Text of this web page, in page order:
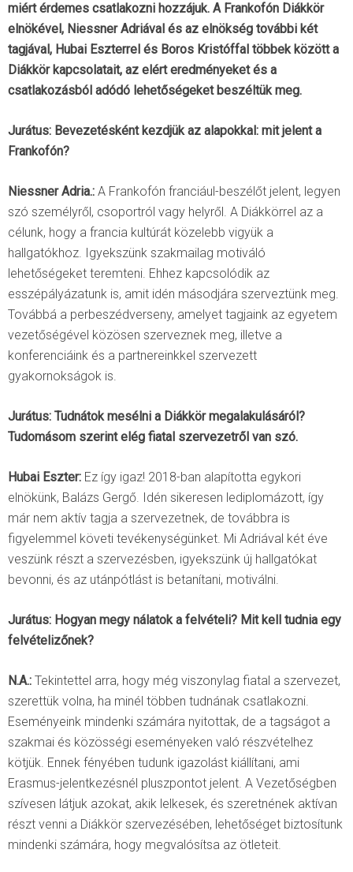
miért érdemes csatlakozni hozzájuk. A Frankofón Diákkör
elnökével, Niessner Adriával és az elnökség további két
tagjával, Hubai Eszterrel és Boros Kristóffal többek között a
Diákkör kapcsolatait, az elért eredményeket és a
csatlakozásból adódó lehetőségeket beszéltük meg.
Jurátus: Bevezetésként kezdjük az alapokkal: mit jelent a
Frankofón?
Niessner Adria.: A Frankofón franciául-beszélőt jelent, legyen
szó személyről, csoportról vagy helyről. A Diákkörrel az a
célunk, hogy a francia kultúrát közelebb vigyük a
hallgatókhoz. Igyekszünk szakmailag motiváló
lehetőségeket teremteni. Ehhez kapcsolódik az
esszépályázatunk is, amit idén másodjára szerveztünk meg.
Továbbá a perbeszédverseny, amelyet tagjaink az egyetem
vezetőségével közösen szerveznek meg, illetve a
konferenciáink és a partnereinkkel szervezett
gyakornokságok is.
Jurátus: Tudnátok mesélni a Diákkör megalakulásáról?
Tudomásom szerint elég fiatal szervezetről van szó.
Hubai Eszter: Ez így igaz! 2018-ban alapította egykori
elnökünk, Balázs Gergő. Idén sikeresen lediplomázott, így
már nem aktív tagja a szervezetnek, de továbbra is
figyelemmel követi tevékenységünket. Mi Adriával két éve
veszünk részt a szervezésben, igyekszünk új hallgatókat
bevonni, és az utánpótlást is betanítani, motiválni.
Jurátus: Hogyan megy nálatok a felvételi? Mit kell tudnia egy
felvételizőnek?
N.A.: Tekintettel arra, hogy még viszonylag fiatal a szervezet,
szerettük volna, ha minél többen tudnának csatlakozni.
Eseményeink mindenki számára nyitottak, de a tagságot a
szakmai és közösségi eseményeken való részvételhez
kötjük. Ennek fényében tudunk igazolást kiállítani, ami
Erasmus-jelentkezésnél pluszpontot jelent. A Vezetőségben
szívesen látjuk azokat, akik lelkesek, és szeretnének aktívan
részt venni a Diákkör szervezésében, lehetőséget biztosítunk
mindenki számára, hogy megvalósítsa az ötleteit.